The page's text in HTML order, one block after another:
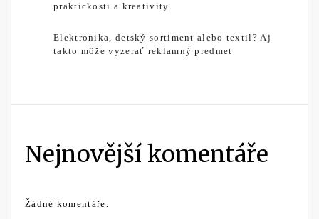
praktickosti a kreativity
Elektronika, detský sortiment alebo textil? Aj
takto môže vyzerať reklamný predmet
Nejnovější komentáře
Žádné komentáře.